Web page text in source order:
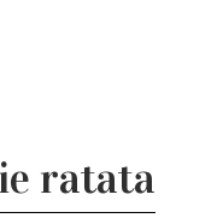
ratata